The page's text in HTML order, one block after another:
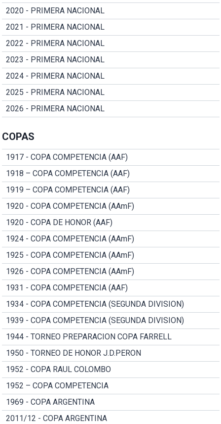
2020 - PRIMERA NACIONAL
2021 - PRIMERA NACIONAL
2022 - PRIMERA NACIONAL
2023 - PRIMERA NACIONAL
2024 - PRIMERA NACIONAL
2025 - PRIMERA NACIONAL
2026 - PRIMERA NACIONAL
COPAS
1917 - COPA COMPETENCIA (AAF)
1918 – COPA COMPETENCIA (AAF)
1919 – COPA COMPETENCIA (AAF)
1920 - COPA COMPETENCIA (AAmF)
1920 - COPA DE HONOR (AAF)
1924 - COPA COMPETENCIA (AAmF)
1925 - COPA COMPETENCIA (AAmF)
1926 - COPA COMPETENCIA (AAmF)
1931 - COPA COMPETENCIA (AAF)
1934 - COPA COMPETENCIA (SEGUNDA DIVISION)
1939 - COPA COMPETENCIA (SEGUNDA DIVISION)
1944 - TORNEO PREPARACION COPA FARRELL
1950 - TORNEO DE HONOR J.D.PERON
1952 - COPA RAUL COLOMBO
1952 – COPA COMPETENCIA
1969 - COPA ARGENTINA
2011/12 - COPA ARGENTINA